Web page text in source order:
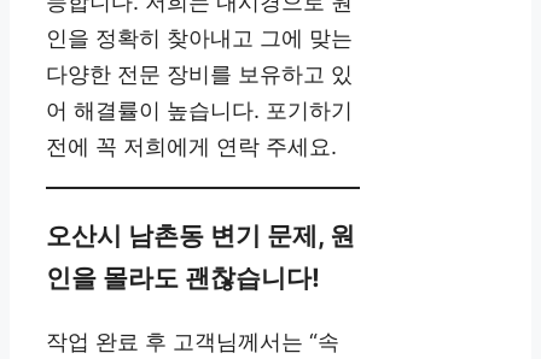
인을 정확히 찾아내고 그에 맞는
다양한 전문 장비를 보유하고 있
어 해결률이 높습니다. 포기하기
전에 꼭 저희에게 연락 주세요.
오산시 남촌동 변기 문제, 원
인을 몰라도 괜찮습니다!
작업 완료 후 고객님께서는 “속